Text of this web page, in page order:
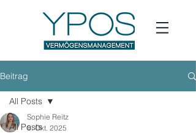
Beitrag
All Posts
All Posts
Sophie Reitz
8. Okt. 2025